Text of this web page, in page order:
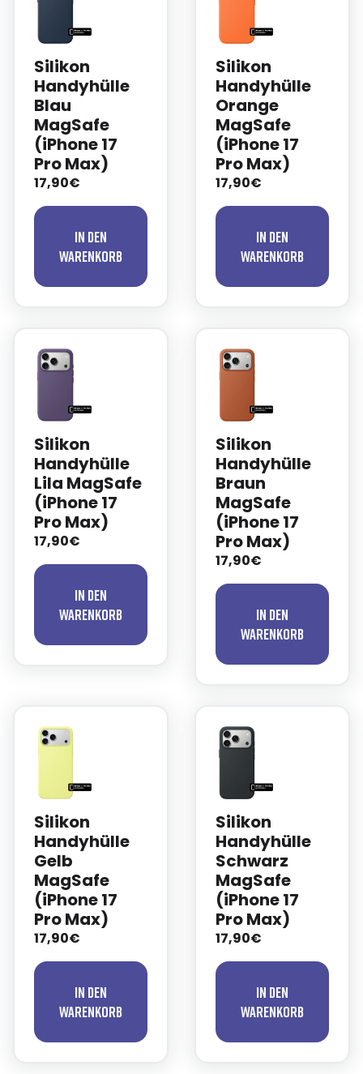
Silikon
Handyhülle
Blau
MagSafe
(iPhone 17
Pro Max)
17,90€
In den
Warenkorb
Silikon
Handyhülle
Orange
MagSafe
(iPhone 17
Pro Max)
17,90€
In den
Warenkorb
Silikon
Handyhülle
Lila MagSafe
(iPhone 17
Pro Max)
17,90€
In den
Warenkorb
Silikon
Handyhülle
Braun
MagSafe
(iPhone 17
Pro Max)
17,90€
In den
Warenkorb
Silikon
Handyhülle
Gelb
MagSafe
(iPhone 17
Pro Max)
17,90€
In den
Warenkorb
Silikon
Handyhülle
Schwarz
MagSafe
(iPhone 17
Pro Max)
17,90€
In den
Warenkorb